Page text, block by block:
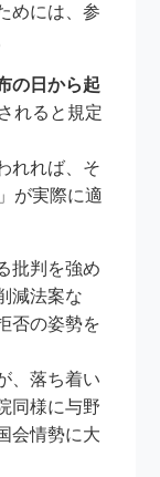
めには、参
の日から起
されると規定
れれば、そ
が実際に適
批判を強め
減法案な
否の姿勢を
、落ち着い
同様に与野
会情勢に大